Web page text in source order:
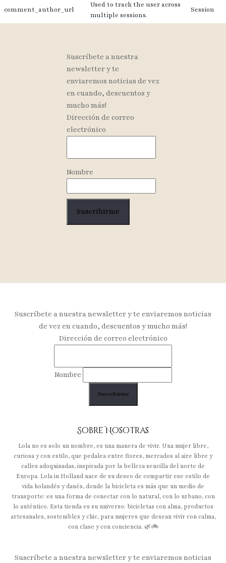
comment_author_url
Used to track the user across
multiple sessions.
Session
Suscríbete a nuestra
newsletter y te
enviaremos noticias de vez
en cuando, descuentos y
mucho más!
Dirección de correo
electrónico
Nombre
Suscríbete a nuestra newsletter y te enviaremos noticias
de vez en cuando, descuentos y mucho más!
Dirección de correo electrónico
Nombre
Sobre Nosotras
Lola no es solo un nombre, es una manera de vivir. Una mujer libre,
curiosa y con estilo, que pedalea entre flores, mercados al aire libre y
calles adoquinadas, inspirada por la belleza sencilla del norte de
Europa. Lola in Holland nace de su deseo de compartir ese estilo de
vida holandés y danés, donde la bicicleta es más que un medio de
transporte: es una forma de conectar con lo natural, con lo urbano, con
lo auténtico. Esta tienda es su universo: bicicletas con alma, productos
artesanales, sostenibles y chic, para mujeres que desean vivir con calma,
con clase y con conciencia. 🌿🚲
Suscríbete a nuestra newsletter y te enviaremos noticias